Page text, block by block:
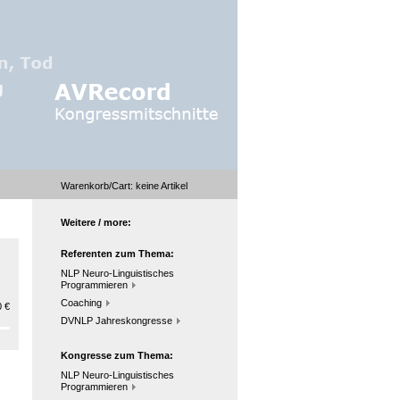
Warenkorb/Cart: keineArtikel
€
Weitere / more:
Referenten zum Thema:
NLP Neuro-Linguistisches
Programmieren
Coaching
DVNLP Jahreskongresse
Kongresse zum Thema:
NLP Neuro-Linguistisches
Programmieren